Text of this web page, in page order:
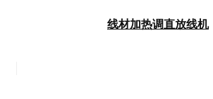
线材加热调直放线机